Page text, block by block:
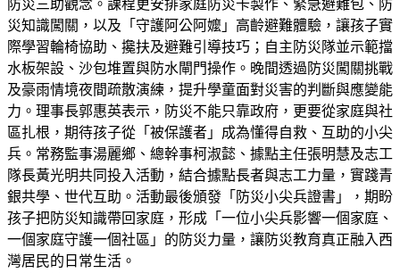
防災三助觀念。課程更安排家庭防災卡製作、緊急避難包、防
災知識闖關，以及「守護阿公阿嬤」高齡避難體驗，讓孩子實
際學習輪椅協助、攙扶及避難引導技巧；自主防災隊並示範擋
水板架設、沙包堆置與防水閘門操作。晚間透過防災闖關挑戰
及豪雨情境夜間疏散演練，提升學童面對災害的判斷與應變能
力。理事長郭惠英表示，防災不能只靠政府，更要從家庭與社
區扎根，期待孩子從「被保護者」成為懂得自救、互助的小尖
兵。常務監事湯麗鄉、總幹事柯淑懿、據點主任張明慧及志工
隊長黃光明共同投入活動，結合據點長者與志工力量，實踐青
銀共學、世代互助。活動最後頒發「防災小尖兵證書」，期盼
孩子把防災知識帶回家庭，形成「一位小尖兵影響一個家庭、
一個家庭守護一個社區」的防災力量，讓防災教育真正融入西
灣居民的日常生活。